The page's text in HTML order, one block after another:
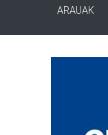
ARAUAK